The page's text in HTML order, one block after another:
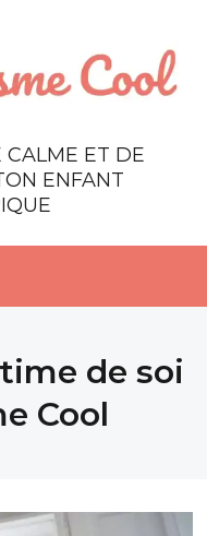
CALME ET DE
ENFANT
de soi
Cool